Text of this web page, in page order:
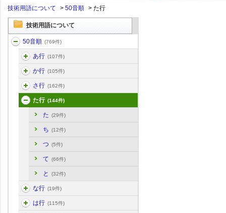
技術用語について > 50音順 > た行
技術用語について
50音順 (769件)
あ行 (107件)
か行 (105件)
さ行 (162件)
た行 (144件)
た (29件)
ち (12件)
つ (5件)
て (66件)
と (32件)
な行 (19件)
は行 (115件)